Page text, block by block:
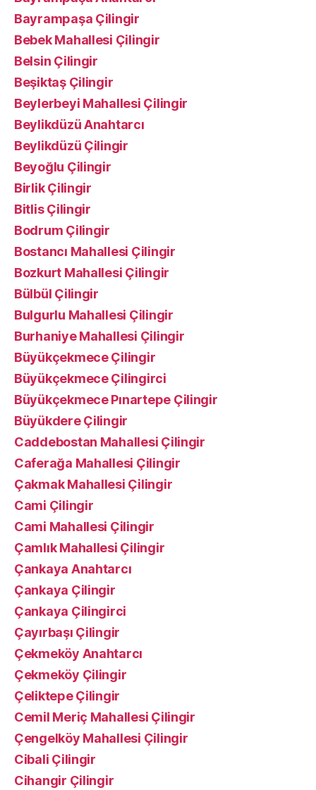
Bayrampaşa Çilingir
Bebek Mahallesi Çilingir
Belsin Çilingir
Beşiktaş Çilingir
Beylerbeyi Mahallesi Çilingir
Beylikdüzü Anahtarcı
Beylikdüzü Çilingir
Beyoğlu Çilingir
Birlik Çilingir
Bitlis Çilingir
Bodrum Çilingir
Bostancı Mahallesi Çilingir
Bozkurt Mahallesi Çilingir
Bülbül Çilingir
Bulgurlu Mahallesi Çilingir
Burhaniye Mahallesi Çilingir
Büyükçekmece Çilingir
Büyükçekmece Çilingirci
Büyükçekmece Pınartepe Çilingir
Büyükdere Çilingir
Caddebostan Mahallesi Çilingir
Caferağa Mahallesi Çilingir
Çakmak Mahallesi Çilingir
Cami Çilingir
Cami Mahallesi Çilingir
Çamlık Mahallesi Çilingir
Çankaya Anahtarcı
Çankaya Çilingir
Çankaya Çilingirci
Çayırbaşı Çilingir
Çekmeköy Anahtarcı
Çekmeköy Çilingir
Çeliktepe Çilingir
Cemil Meriç Mahallesi Çilingir
Çengelköy Mahallesi Çilingir
Cibali Çilingir
Cihangir Çilingir